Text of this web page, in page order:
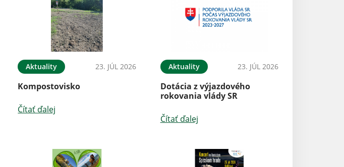
Aktuality 23. JÚL 2026
Kompostovisko
Čítať ďalej
Aktuality 23. JÚL 2026
Dotácia z výjazdového
rokovania vlády SR
Čítať ďalej